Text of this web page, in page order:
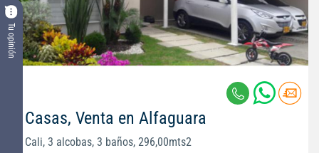
Tu opinión
Casas, Venta en Alfaguara
Cali, 3 alcobas, 3 baños, 296,00mts2